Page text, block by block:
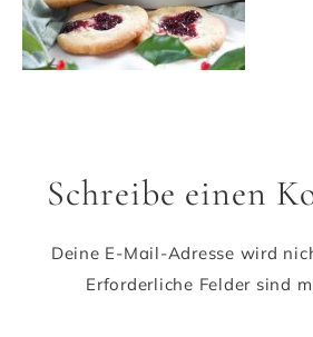
Schreibe einen
Deine E-Mail-Adresse wird
Erforderliche Felder sind